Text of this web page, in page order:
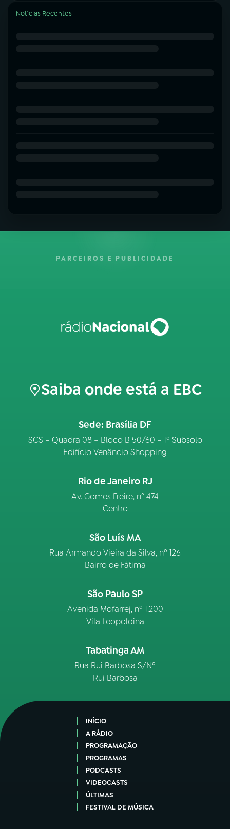
Notícias Recentes
PARCEIROS E PUBLICIDADE
Saiba onde está a EBC
Sede: Brasília DF
SCS – Quadra 08 – Bloco B 50/60 – 1º Subsolo
Edifício Venâncio Shopping
Rio de Janeiro RJ
Av. Gomes Freire, n° 474
Centro
São Luís MA
Rua Armando Vieira da Silva, nº 126
Bairro de Fátima
São Paulo SP
Avenida Mofarrej, nº 1.200
Vila Leopoldina
Tabatinga AM
Rua Rui Barbosa S/Nº
Rui Barbosa
INÍCIO
A RÁDIO
PROGRAMAÇÃO
PROGRAMAS
PODCASTS
VIDEOCASTS
ÚLTIMAS
FESTIVAL DE MÚSICA